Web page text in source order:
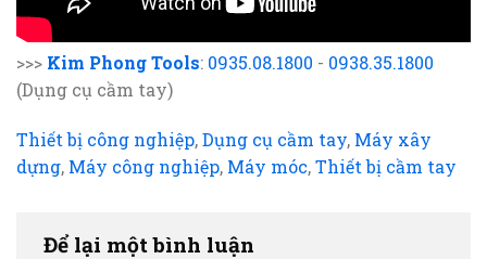
>>> Kim Phong Tools: 0935.08.1800 - 0938.35.1800
(Dụng cụ cầm tay)
Thiết bị công nghiệp,Dụng cụ cầm tay, Máy xây
dựng, Máy công nghiệp, Máy móc,Thiết bị cầm tay
Để lại một bình luận